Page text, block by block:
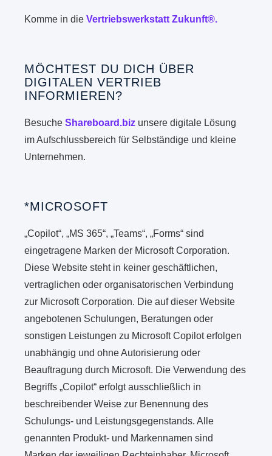
Komme in dieVertriebswerkstatt Zukunft®.
MÖCHTEST DU DICH ÜBER
DIGITALEN VERTRIEB
INFORMIEREN?
BesucheShareboard.biz unsere digitale Lösung
im Aufschlussbereich für Selbständige und kleine
Unternehmen.
*MICROSOFT
„Copilot“, „MS 365“, „Teams“, „Forms“ sind
eingetragene Marken der Microsoft Corporation.
Diese Website steht in keiner geschäftlichen,
vertraglichen oder organisatorischen Verbindung
zur Microsoft Corporation. Die auf dieser Website
angebotenen Schulungen, Beratungen oder
sonstigen Leistungen zu Microsoft Copilot erfolgen
unabhängig und ohne Autorisierung oder
Beauftragung durch Microsoft. Die Verwendung des
Begriffs „Copilot“ erfolgt ausschließlich in
beschreibender Weise zur Benennung des
Schulungs- und Leistungsgegenstands. Alle
genannten Produkt- und Markennamen sind